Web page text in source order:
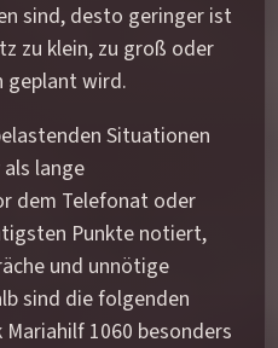
sind, desto geringer ist
zu klein, zu groß oder
geplant wird.
Situationen
lange
dem Telefonat oder
Punkte notiert,
und unnötige
sind die folgenden
1060 besonders